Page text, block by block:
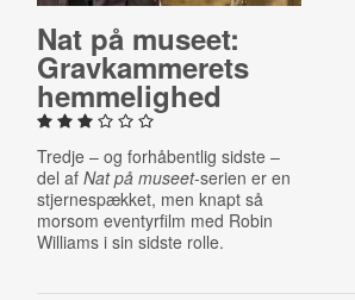
Nat på museet:
Grav­kam­me­rets
hem­me­lig­hed
Tredje – og forhåbentlig sidste –
del af Nat på museet-serien er en
stjernespækket, men knapt så
morsom eventyrfilm med Robin
Williams i sin sidste rolle.